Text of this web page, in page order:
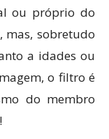
ou próprio do
mas, sobretudo
a idades ou
o filtro é
do membro